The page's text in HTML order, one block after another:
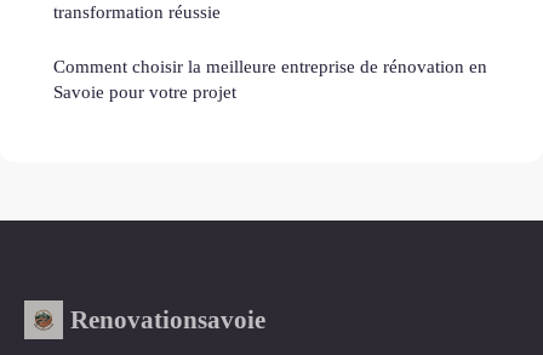
transformation réussie
Comment choisir la meilleure entreprise de rénovation en
Savoie pour votre projet
Renovationsavoie